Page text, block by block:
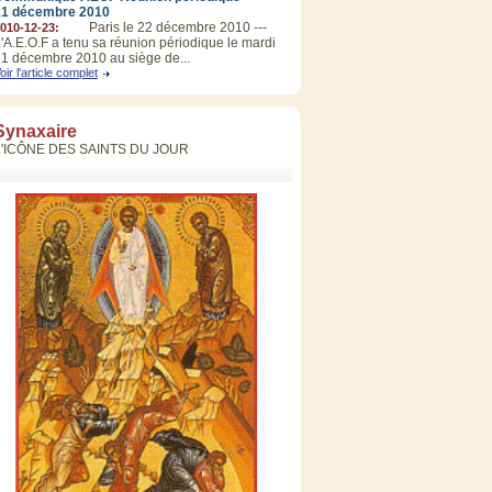
décembre 2010
12-23:
Paris le 22 décembre 2010 ---
a tenu sa réunion périodique le mardi
décembre 2010 au siège de...
l'article complet
DES SAINTS DU JOUR